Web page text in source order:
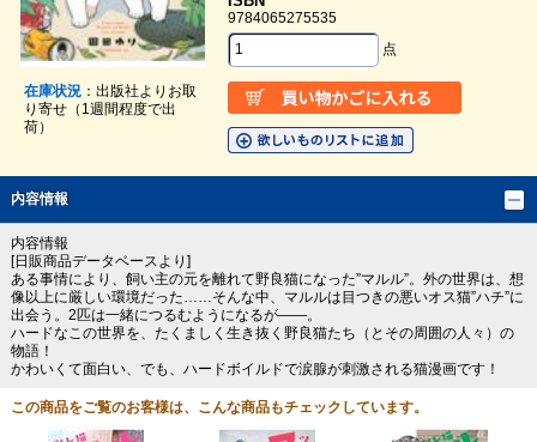
在庫状況：出版社よりお取
り寄せ（1週間程度で出
荷）
9784065275535
点
内容情報
内容情報
[日販商品データベースより]
ある事情により、飼い主の元を離れて野良猫になった”マルル”。外の世界は、想
像以上に厳しい環境だった……そんな中、マルルは目つきの悪いオス猫”ハチ”に
出会う。2匹は一緒につるむようになるが――。
ハードなこの世界を、たくましく生き抜く野良猫たち（とその周囲の人々）の
物語！
かわいくて面白い、でも、ハードボイルドで涙腺が刺激される猫漫画です！
この商品をご覧のお客様は、こんな商品もチェックしています。